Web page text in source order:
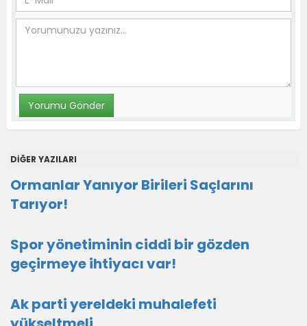
DİĞER YAZILARI
Ormanlar Yanıyor Birileri Saçlarını
Tarıyor!
Spor yönetiminin ciddi bir gözden
geçirmeye ihtiyacı var!
Ak parti yereldeki muhalefeti